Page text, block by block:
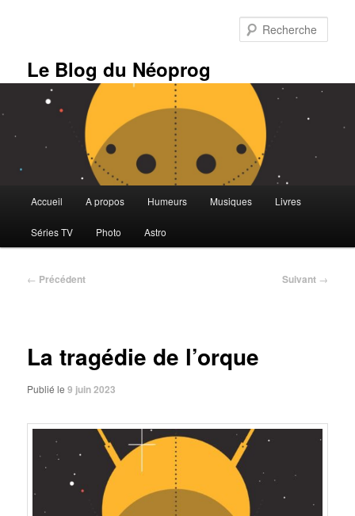
Le Blog du Néoprog
principal
Accueil A propos Humeurs Musiques Livres
Séries TV Photo Astro
Navigation
← Précédent Suivant →
La tragédie de l’orque
Publié le9 juin 2023